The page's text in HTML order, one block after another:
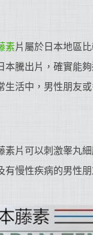
素片屬於日本地區
本騰出片，確實能
生活中，男性朋友
素片可以刺激睾丸
有慢性疾病的男性